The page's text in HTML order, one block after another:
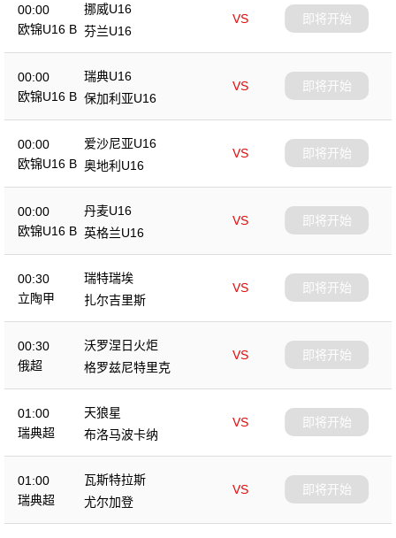
00:00
欧锦U16 B
挪威U16
VS
芬兰U16
即将开始
00:00
欧锦U16 B
瑞典U16
VS
保加利亚U16
即将开始
00:00
欧锦U16 B
爱沙尼亚U16
VS
奥地利U16
即将开始
00:00
欧锦U16 B
丹麦U16
VS
英格兰U16
即将开始
00:30
立陶甲
瑞特瑞埃
VS
扎尔吉里斯
即将开始
00:30
俄超
沃罗涅日火炬
VS
格罗兹尼特里克
即将开始
01:00
瑞典超
天狼星
VS
布洛马波卡纳
即将开始
01:00
瑞典超
瓦斯特拉斯
VS
尤尔加登
即将开始